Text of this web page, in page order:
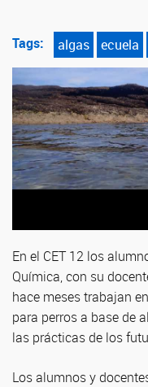
Tags: algas ecuela
En el CET 12 los
Química, con su
hace meses trabajan
para perros a base de
las prácticas de los
Los alumnos y